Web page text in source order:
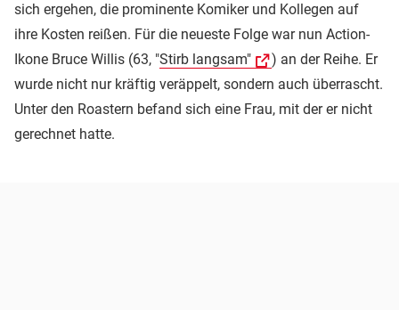
sich ergehen, die prominente Komiker und Kollegen auf
ihre Kosten reißen. Für die neueste Folge war nun Action-
Ikone Bruce Willis (63, "Stirb langsam"
) an der Reihe. Er
wurde nicht nur kräftig veräppelt, sondern auch überrascht.
Unter den Roastern befand sich eine Frau, mit der er nicht
gerechnet hatte.